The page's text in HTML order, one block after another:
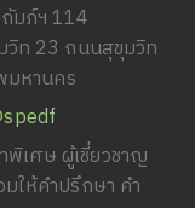
มภ์ฯ 114
วิท 23 ถนนสุขุมวิท
มหานคร
เศษ ผู้เชี่ยวชาญ
ให้คำปรึกษา คำ